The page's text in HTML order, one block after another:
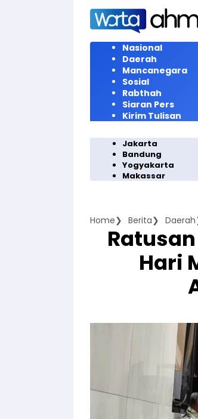
Langsung
konten
Nasional
Daerah
Mancanegara
Sosial
Rabthah
Siaran Pers
Kirim Tulisan
Jakarta
Bandung
Yogyakarta
Makassar
Home Berita Daerah
Hari